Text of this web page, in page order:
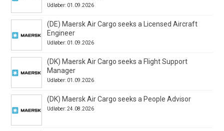
Udløber: 01.09.2026
(DE) Maersk Air Cargo seeks a Licensed Aircraft
Engineer
Udløber: 01.09.2026
(DK) Maersk Air Cargo seeks a Flight Support
Manager
Udløber: 01.09.2026
(DK) Maersk Air Cargo seeks a People Advisor
Udløber: 24.08.2026